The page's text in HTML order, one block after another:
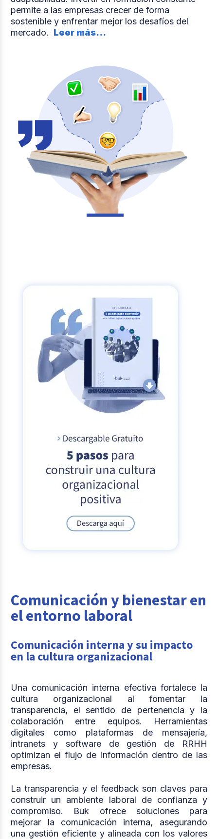
permite a las empresas crecer de forma
sostenible y enfrentar mejor los desafíos del
mercado. Leer más...
Comunicación y bienestar en
el entorno laboral
Comunicación interna y su impacto
en la cultura organizacional
Una comunicación interna efectiva fortalece la
cultura organizacional al fomentar la
transparencia, el sentido de pertenencia y la
colaboración entre equipos. Herramientas
digitales como plataformas de mensajería,
intranets y software de gestión de RRHH
optimizan el flujo de información dentro de las
empresas.
La transparencia y el feedback son claves para
construir un ambiente laboral de confianza y
compromiso. Buk ofrece soluciones para
mejorar la comunicación interna, asegurando
una gestión eficiente y alineada con los valores